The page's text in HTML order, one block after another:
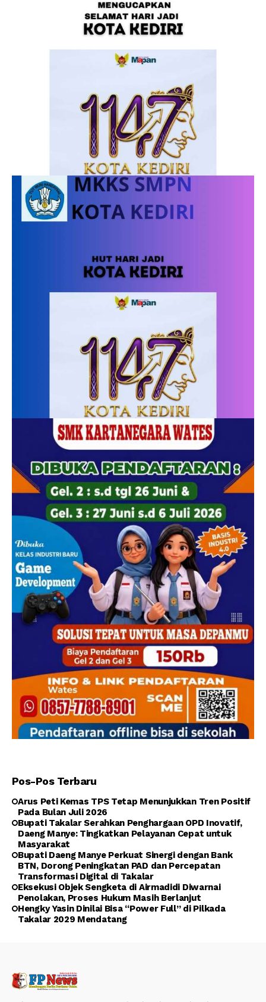
Pos-Pos Terbaru
Arus Peti Kemas TPS Tetap Menunjukkan Tren Positif
Pada Bulan Juli 2026
Bupati Takalar Serahkan Penghargaan OPD Inovatif,
Daeng Manye: Tingkatkan Pelayanan Cepat untuk
Masyarakat
Bupati Daeng Manye Perkuat Sinergi dengan Bank
BTN, Dorong Peningkatan PAD dan Percepatan
Transformasi Digital di Takalar
Eksekusi Objek Sengketa di Airmadidi Diwarnai
Penolakan, Proses Hukum Masih Berlanjut
Hengky Yasin Dinilai Bisa “Power Full” di Pilkada
Takalar 2029 Mendatang